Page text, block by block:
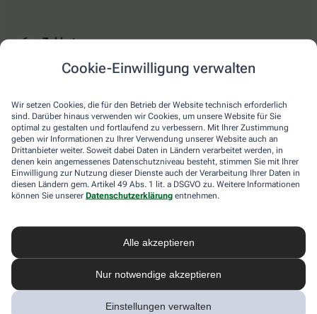
Cookie-Einwilligung verwalten
Wir setzen Cookies, die für den Betrieb der Website technisch erforderlich
sind. Darüber hinaus verwenden wir Cookies, um unsere Website für Sie
optimal zu gestalten und fortlaufend zu verbessern. Mit Ihrer Zustimmung
geben wir Informationen zu Ihrer Verwendung unserer Website auch an
Drittanbieter weiter. Soweit dabei Daten in Ländern verarbeitet werden, in
denen kein angemessenes Datenschutzniveau besteht, stimmen Sie mit Ihrer
Einwilligung zur Nutzung dieser Dienste auch der Verarbeitung Ihrer Daten in
diesen Ländern gem. Artikel 49 Abs. 1 lit. a DSGVO zu. Weitere Informationen
können Sie unserer Datenschutzerklärung entnehmen.
Alle akzeptieren
Nur notwendige akzeptieren
Einstellungen verwalten
Zahlarten
Bar oder mit einer anderen akzeptierten Zahlungsart Ihrer Apotheke vor Ort.
Lieferarten
Abholung in der Apotheke
Botendienstlieferung
apotheke.com Informationen
Newsletter